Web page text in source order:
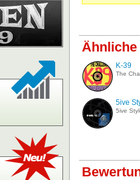
Ähnliche
K-39
The
5ive
5ive